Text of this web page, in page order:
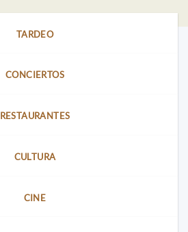
TARDEO
CONCIERTOS
RESTAURANTES
CULTURA
CINE